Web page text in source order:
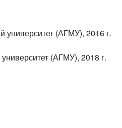
университет (АГМУ), 2016 г.
(АГМУ), 2018 г.